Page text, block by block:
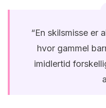
“En skilsmisse er
hvor gammel
imidlertid